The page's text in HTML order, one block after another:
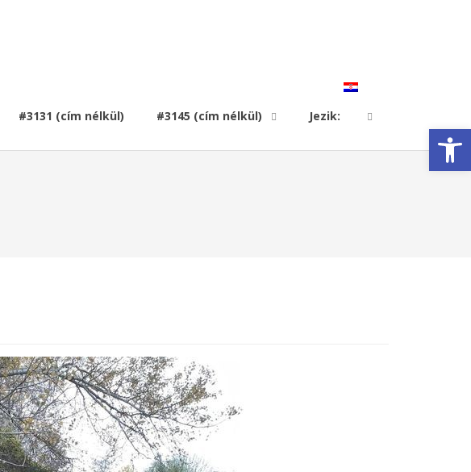
Open toolbar
#3131 (cím nélkül) #3145 (cím nélkül) Jezik: